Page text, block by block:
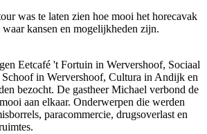
was te laten zien hoe mooi het horecavak
kansen en mogelijkheden zijn.
Eetcafé 't Fortuin in Wervershoof, Sociaal
in Wervershoof, Cultura in Andijk en
bezocht. De gastheer Michael verbond de
aan elkaar. Onderwerpen die werden
paracommercie, drugsoverlast en